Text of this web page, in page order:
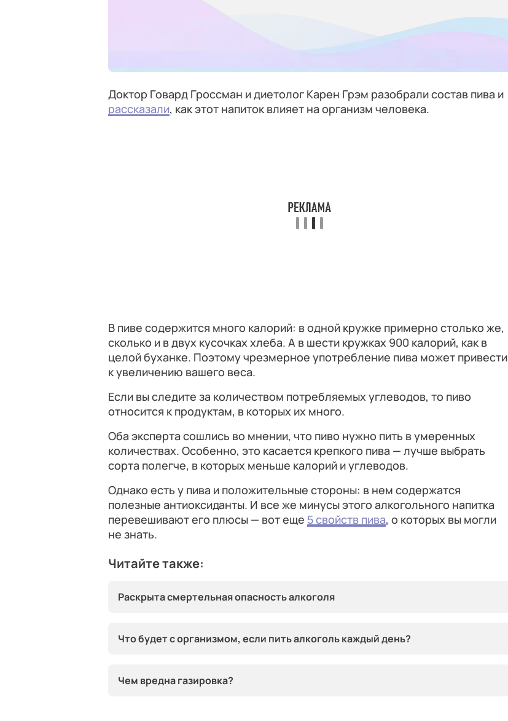
Доктор Говард Гроссман и диетолог Карен Грэм разобрали состав пива и
рассказали, как этот напиток влияет на организм человека.
В пиве содержится много калорий: в одной кружке примерно столько же,
сколько и в двух кусочках хлеба. А в шести кружках 900 калорий, как в
целой буханке. Поэтому чрезмерное употребление пива может привести
к увеличению вашего веса.
Если вы следите за количеством потребляемых углеводов, то пиво
относится к продуктам, в которых их много.
Оба эксперта сошлись во мнении, что пиво нужно пить в умеренных
количествах. Особенно, это касается крепкого пива — лучше выбрать
сорта полегче, в которых меньше калорий и углеводов.
Однако есть у пива и положительные стороны: в нем содержатся
полезные антиоксиданты. И все же минусы этого алкогольного напитка
перевешивают его плюсы — вот еще 5 свойств пива, о которых вы могли
не знать.
Читайте также:
Раскрыта смертельная опасность алкоголя
Что будет с организмом, если пить алкоголь каждый день?
Чем вредна газировка?